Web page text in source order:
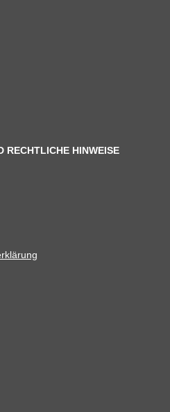
RECHTLICHE HINWEISE